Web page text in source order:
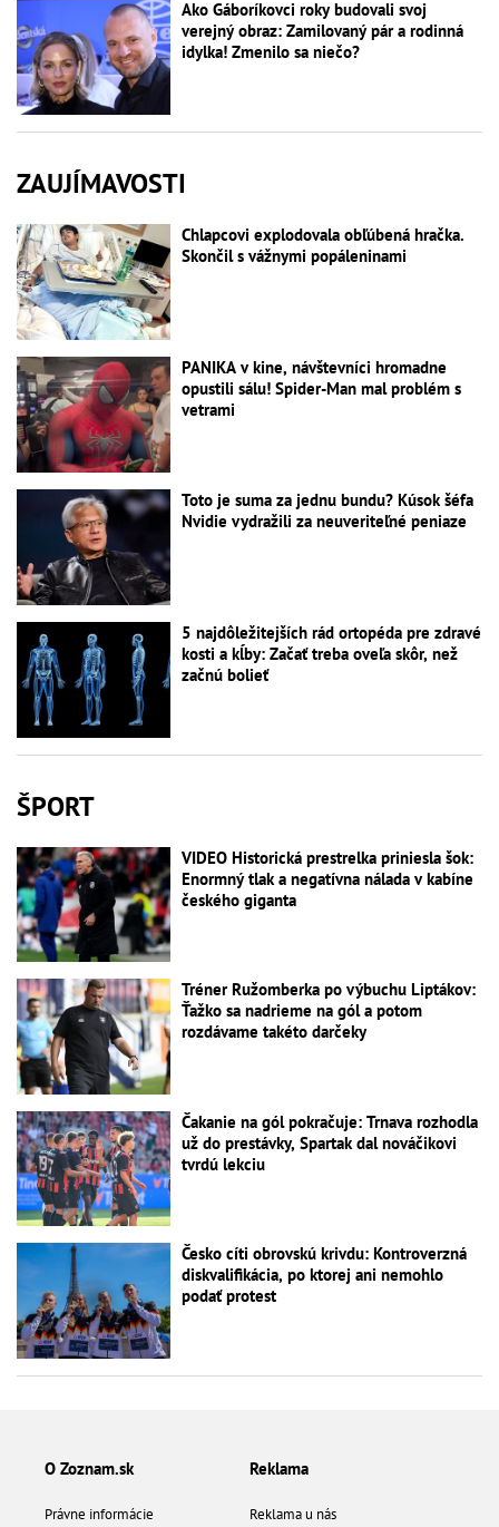
Ako Gáboríkovci roky budovali svoj
verejný obraz: Zamilovaný pár a rodinná
idylka! Zmenilo sa niečo?
ZAUJÍMAVOSTI
Chlapcovi explodovala obľúbená hračka.
Skončil s vážnymi popáleninami
PANIKA v kine, návštevníci hromadne
opustili sálu! Spider-Man mal problém s
vetrami
Toto je suma za jednu bundu? Kúsok šéfa
Nvidie vydražili za neuveriteľné peniaze
5 najdôležitejších rád ortopéda pre zdravé
kosti a kĺby: Začať treba oveľa skôr, než
začnú bolieť
ŠPORT
VIDEO Historická prestrelka priniesla šok:
Enormný tlak a negatívna nálada v kabíne
českého giganta
Tréner Ružomberka po výbuchu Liptákov:
Ťažko sa nadrieme na gól a potom
rozdávame takéto darčeky
Čakanie na gól pokračuje: Trnava rozhodla
už do prestávky, Spartak dal nováčikovi
tvrdú lekciu
Česko cíti obrovskú krivdu: Kontroverzná
diskvalifikácia, po ktorej ani nemohlo
podať protest
O Zoznam.sk
Právne informácie
Reklama
Reklama u nás